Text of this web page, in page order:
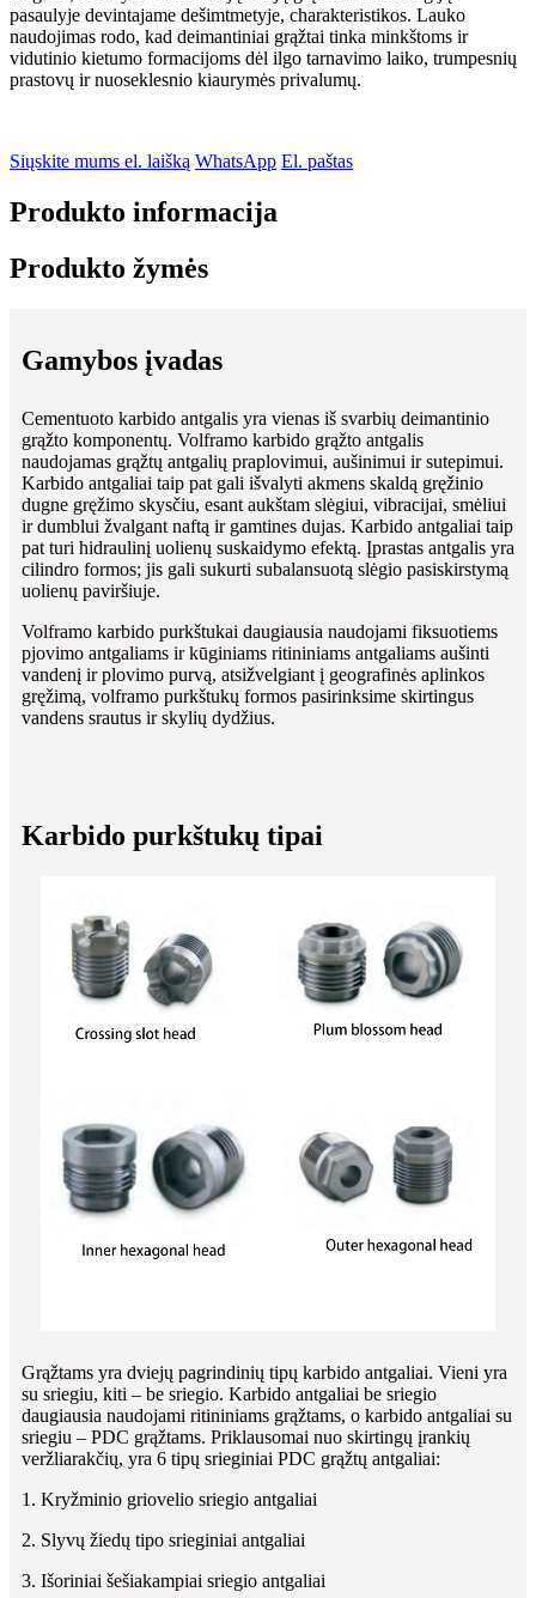
pasaulyje devintajame dešimtmetyje, charakteristikos. Lauko
naudojimas rodo, kad deimantiniai grąžtai tinka minkštoms ir
vidutinio kietumo formacijoms dėl ilgo tarnavimo laiko, trumpesnių
prastovų ir nuoseklesnio kiaurymės privalumų.
Siųskite mums el. laišką WhatsApp El. paštas
Produkto informacija
Produkto žymės
Gamybos įvadas
Cementuoto karbido antgalis yra vienas iš svarbių deimantinio
grąžto komponentų. Volframo karbido grąžto antgalis
naudojamas grąžtų antgalių praplovimui, aušinimui ir sutepimui.
Karbido antgaliai taip pat gali išvalyti akmens skaldą gręžinio
dugne gręžimo skysčiu, esant aukštam slėgiui, vibracijai, smėliui
ir dumblui žvalgant naftą ir gamtines dujas. Karbido antgaliai taip
pat turi hidraulinį uolienų suskaidymo efektą. Įprastas antgalis yra
cilindro formos; jis gali sukurti subalansuotą slėgio pasiskirstymą
uolienų paviršiuje.
Volframo karbido purkštukai daugiausia naudojami fiksuotiems
pjovimo antgaliams ir kūginiams ritininiams antgaliams aušinti
vandenį ir plovimo purvą, atsižvelgiant į geografinės aplinkos
gręžimą, volframo purkštukų formos pasirinksime skirtingus
vandens srautus ir skylių dydžius.
Karbido purkštukų tipai
Grąžtams yra dviejų pagrindinių tipų karbido antgaliai. Vieni yra
su sriegiu, kiti – be sriegio. Karbido antgaliai be sriegio
daugiausia naudojami ritininiams grąžtams, o karbido antgaliai su
sriegiu – PDC grąžtams. Priklausomai nuo skirtingų įrankių
veržliarakčių, yra 6 tipų srieginiai PDC grąžtų antgaliai:
1. Kryžminio griovelio sriegio antgaliai
2. Slyvų žiedų tipo srieginiai antgaliai
3. Išoriniai šešiakampiai sriegio antgaliai